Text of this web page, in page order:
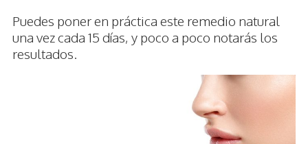
Puedes poner en práctica este remedio natural
una vez cada 15 días, y poco a poco notarás los
resultados.